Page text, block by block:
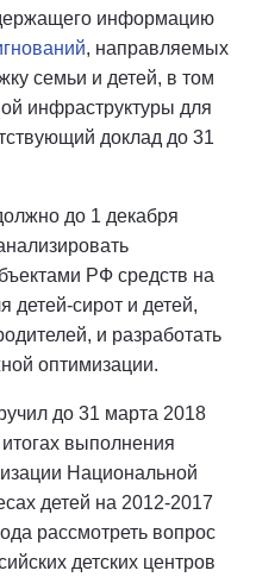
информацию
, направляемых
семьи и детей, в том
инфраструктуры для
доклад до 31
до 1 декабря
РФ средств на
детей-сирот и детей,
и разработать
оптимизации.
до 31 марта 2018
выполнения
Национальной
детей на 2012-2017
рассмотреть вопрос
детских центров